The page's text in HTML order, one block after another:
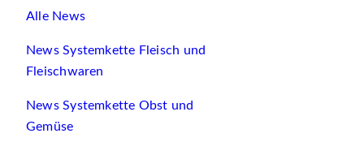
Alle News
News Systemkette Fleisch und
Fleischwaren
News Systemkette Obst und
Gemüse